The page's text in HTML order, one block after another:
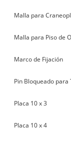
Malla para
Malla para Piso de
Marco de Fijación
Pin Bloqueado para
Placa 10 x 3
Placa 10 x 4